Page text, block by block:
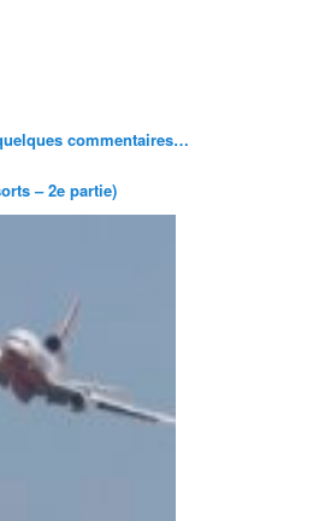
commentaires…
– 2e partie)